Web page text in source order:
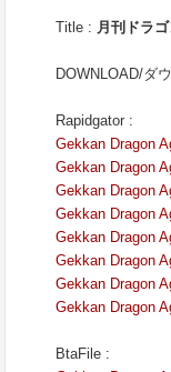
Title : 月刊ドラ
DOWNLOAD/ダ
Rapidgator :
Gekkan Dragon
Gekkan Dragon
Gekkan Dragon
Gekkan Dragon
Gekkan Dragon
Gekkan Dragon
Gekkan Dragon
Gekkan Dragon
BtaFile :